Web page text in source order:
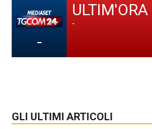
-
ULTIM'ORA
-
GLI ULTIMI ARTICOLI